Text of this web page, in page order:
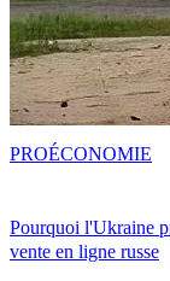
Pourquoi l'Ukraine
vente en ligne russe
PROÉCONOMIE